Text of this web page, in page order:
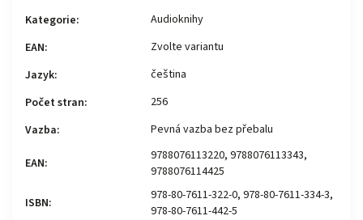
Kategorie:
Audioknihy
EAN:
Zvolte variantu
Jazyk:
čeština
Počet stran:
256
Vazba: Pevná vazba bez přebalu
EAN:
9788076113220, 9788076113343,
9788076114425
ISBN:
978-80-7611-322-0, 978-80-7611-334-3,
978-80-7611-442-5